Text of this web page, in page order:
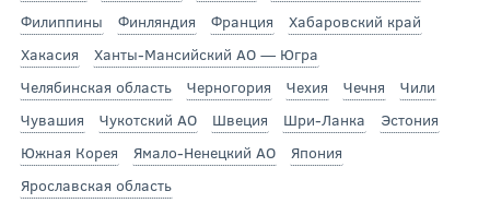
Филиппины
Финляндия Франция
Хабаровский край
Хакасия
Ханты-Мансийский АО — Югра
Челябинская область
Черногория Чехия Чечня
Чили
Чувашия
Чукотский АО Швеция Шри-Ланка
Эстония
Южная Корея
Ямало-Ненецкий АО
Япония
Ярославская область